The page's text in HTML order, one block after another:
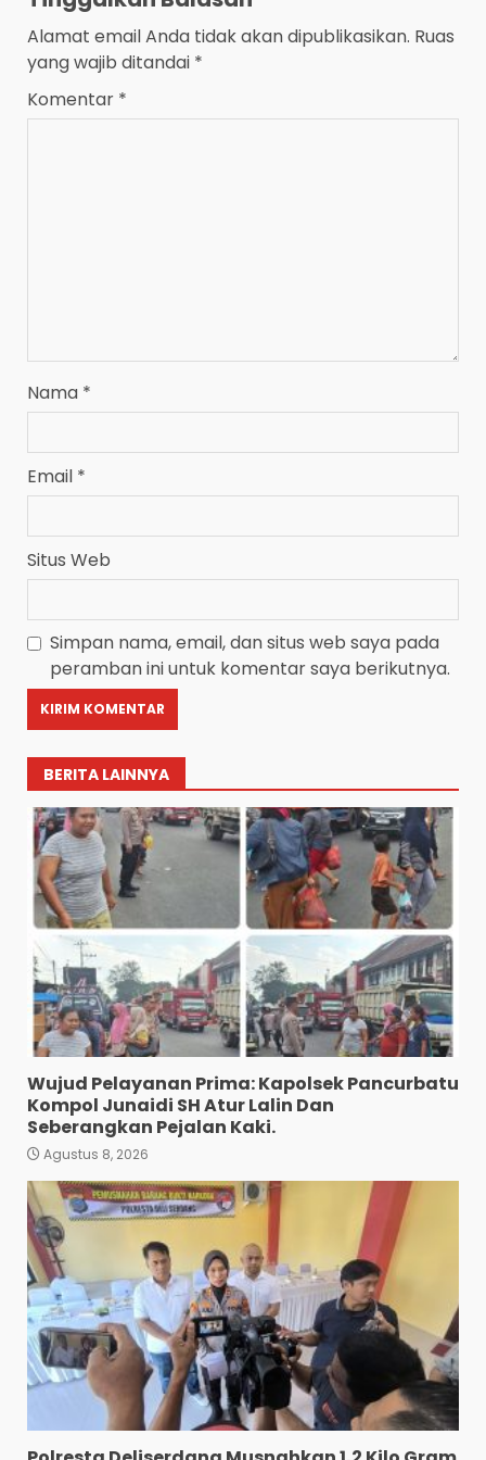
Alamat email Anda tidak akan dipublikasikan. Ruas
yang wajib ditandai *
Komentar *
Nama *
Email *
Situs Web
Simpan nama, email, dan situs web saya pada
peramban ini untuk komentar saya berikutnya.
BERITA LAINNYA
Wujud Pelayanan Prima: Kapolsek Pancurbatu
Kompol Junaidi SH Atur Lalin Dan
Seberangkan Pejalan Kaki.
Agustus 8, 2026
3
Polres Tapanuli Selatan
Ungkap Kasus Pembunuhan
Disertai Kekerasan Seksual
terhadap Anak, Pelaku
Ditangkap
Agustus 7, 2026
Pewarta Polrestabes Medan
Gelar Jumat Barokah,
Pererat Silaturahmi,
Kokohkan Sinergi Media dan
Kepolisian